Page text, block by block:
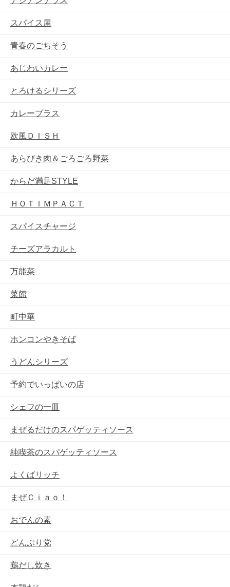
スパイス屋
青春のごちそう
あじわいカレー
とろけるシリーズ
カレープラス
欧風ＤＩＳＨ
あらびき肉＆ごろごろ野菜
からだ満足STYLE
ＨＯＴＩＭＰＡＣＴ
スパイスチャージ
チーズアラカルト
万能菜
菜館
町中華
ホンコンやきそば
うどんシリーズ
予約でいっぱいの店
シェフの一皿
まぜるだけのスパゲッティソース
純喫茶のスパゲッティソース
よくばリッチ
まぜＣｉａｏ！
おでんの素
どんぶり党
鶏だし炊き